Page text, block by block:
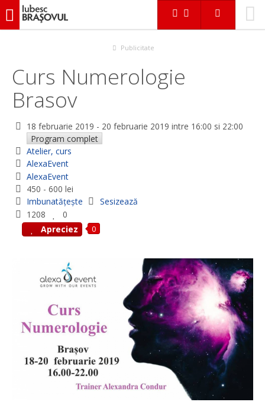
iubescbraşovul.ro
Curs Numerologie Brasov
Publicitate
Curs Numerologie
Brasov
18 februarie 2019 - 20 februarie 2019 intre 16:00 si 22:00
Program complet
Atelier, curs
AlexaEvent
AlexaEvent
450 - 600 lei
Imbunatățește
Sesizează
1208
0
Apreciez
0